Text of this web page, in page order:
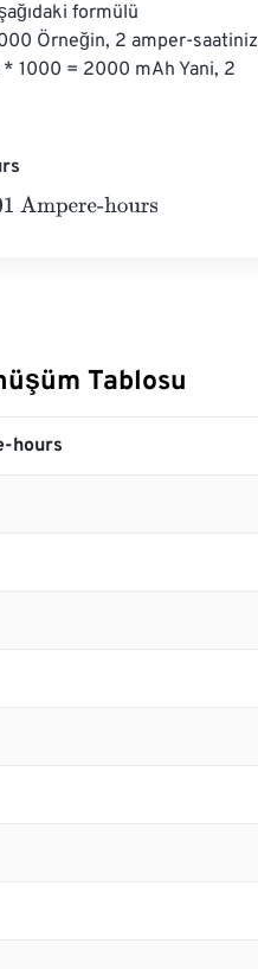
formülü
Örneğin, 2 amper-saatiniz
1000 = 2000 mAh Yani, 2
Tablosu
hours